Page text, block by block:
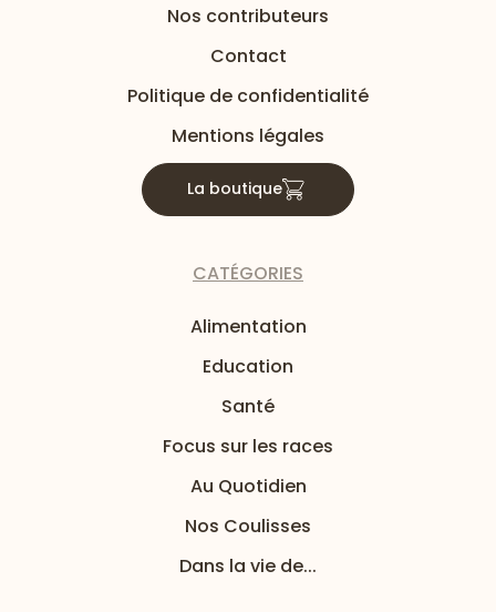
Nos contributeurs
Contact
Politique de confidentialité
Mentions légales
La boutique
CATÉGORIES
Alimentation
Education
Santé
Focus sur les races
Au Quotidien
Nos Coulisses
Dans la vie de...